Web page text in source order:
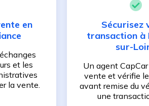
en
et les
la vente.
Sécurisez
transaction à
sur-
Un agent
vente et vérifie
avant remise du
une